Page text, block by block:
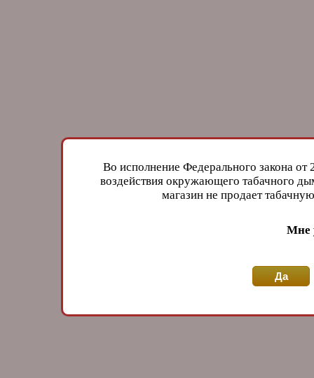
Во исполнение Федерального закона
воздействия окружающего табачного
магазин не продает
Мне
Да